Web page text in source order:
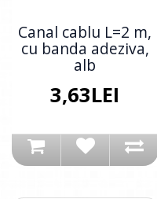
Canal cablu L=2 m,
cu banda adeziva,
alb
3,63LEI